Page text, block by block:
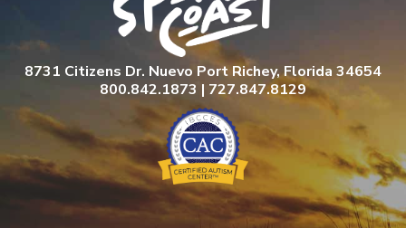
8731 Citizens Dr. Nuevo Port Richey, Florida 34654
800.842.1873 | 727.847.8129